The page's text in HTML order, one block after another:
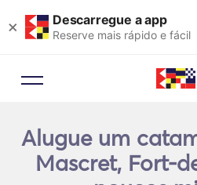
× Descarregue a app
Reserve mais rápido e fácil
Alugue um
Mascret, Fort-